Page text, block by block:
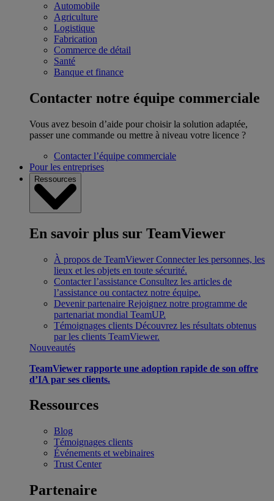
Automobile
Agriculture
Logistique
Fabrication
Commerce de détail
Santé
Banque et finance
Contacter notre équipe commerciale
Vous avez besoin d’aide pour choisir la solution adaptée,
passer une commande ou mettre à niveau votre licence ?
Contacter l’équipe commerciale
Pour les entreprises
Ressources
En savoir plus sur TeamViewer
À propos de TeamViewer Connecter les personnes, les
lieux et les objets en toute sécurité.
Contacter l’assistance Consultez les articles de
l’assistance ou contactez notre équipe.
Devenir partenaire Rejoignez notre programme de
partenariat mondial TeamUP.
Témoignages clients Découvrez les résultats obtenus
par les clients TeamViewer.
Nouveautés
TeamViewer rapporte une adoption rapide de son offre
d’IA par ses clients.
Ressources
Blog
Témoignages clients
Événements et webinaires
Trust Center
Partenaire